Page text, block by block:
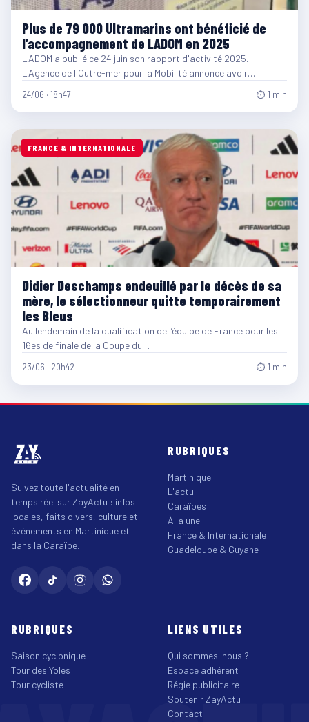
Plus de 79 000 Ultramarins ont bénéficié de
l’accompagnement de LADOM en 2025
LADOM a publié ce 24 juin son rapport d'activité 2025.
L'Agence de l'Outre-mer pour la Mobilité annonce avoir…
24/06 · 18h47 ⏱ 1 min
FRANCE & INTERNATIONALE
Didier Deschamps endeuillé par le décès de sa
mère, le sélectionneur quitte temporairement
les Bleus
Au lendemain de la qualification de l’équipe de France pour les
16es de finale de la Coupe du…
23/06 · 20h42 ⏱ 1 min
Suivez toute l'actualité en
temps réel sur ZayActu : infos
locales, faits divers, culture et
événements en Martinique et
dans la Caraïbe.
RUBRIQUES
Martinique
L'actu
Caraïbes
À la une
France & Internationale
Guadeloupe & Guyane
RUBRIQUES
Saison cyclonique
Tour des Yoles
Tour cycliste
LIENS UTILES
Qui sommes-nous ?
Espace adhérent
Régie publicitaire
Soutenir ZayActu
Contact